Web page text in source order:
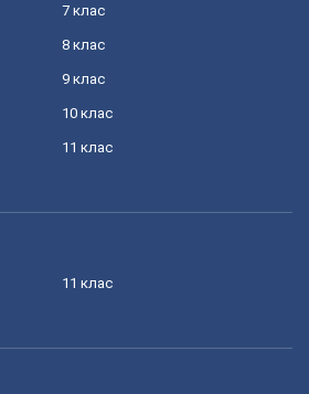
7 клас
8 клас
9 клас
10 клас
11 клас
11 клас